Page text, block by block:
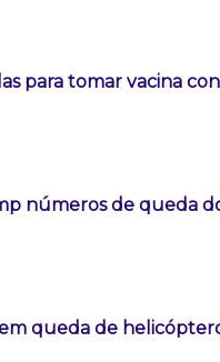
para tomar vacina
números de queda
queda de